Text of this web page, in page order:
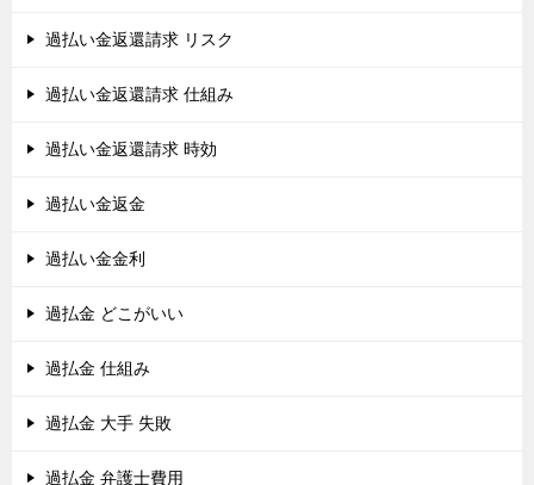
過払い金返還請求 リスク
過払い金返還請求 仕組み
過払い金返還請求 時効
過払い金返金
過払い金金利
過払金 どこがいい
過払金 仕組み
過払金 大手 失敗
過払金 弁護士費用